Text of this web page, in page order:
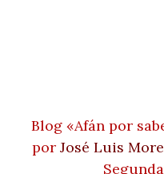
Blog «Afán por
por José Luis